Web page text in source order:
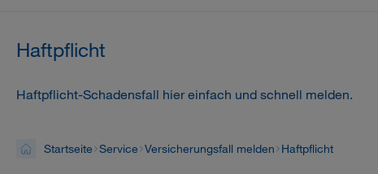
Haftpflicht
Haftpflicht-Schadensfall hier einfach und schnell melden.
Startseite Service Versicherungsfall melden Haftpflicht